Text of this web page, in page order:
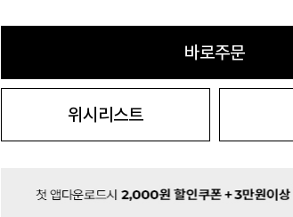
바로주문
위시리스트